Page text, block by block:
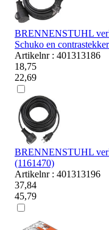
BRENNENSTUHL
Schuko en
Artikelnr : 401313186
18,75
22,69
BRENNENSTUHL
(1161470)
Artikelnr : 401313196
37,84
45,79